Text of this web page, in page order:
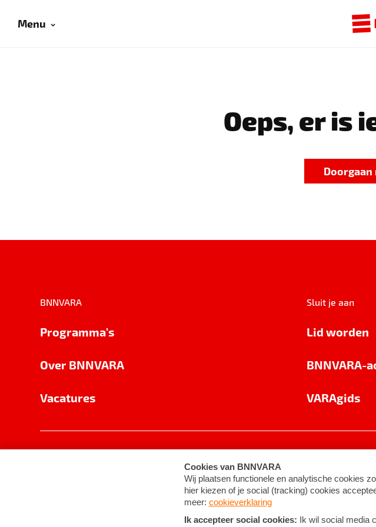
Menu
Oeps, er is
Doorgaan
BNNVARA
Programma's
Over BNNVARA
Vacatures
Sluit je aan
Lid worden
BNNVARA-
VARAgids
Cookie-instellingen Algemene voorwaarden ©2026